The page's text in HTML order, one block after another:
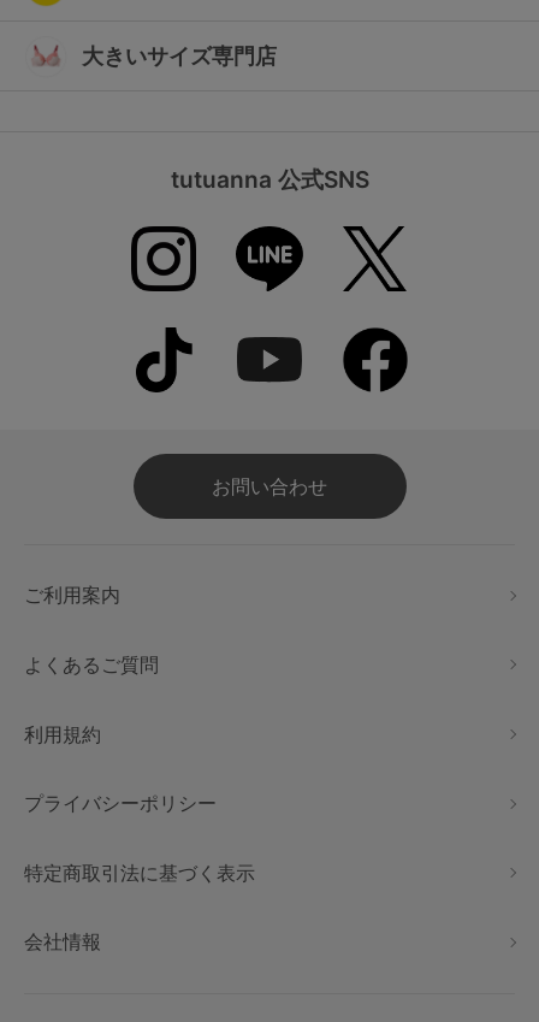
大きいサイズ専門店
tutuanna 公式SNS
お問い合わせ
ご利用案内
よくあるご質問
利用規約
プライバシーポリシー
特定商取引法に基づく表示
会社情報